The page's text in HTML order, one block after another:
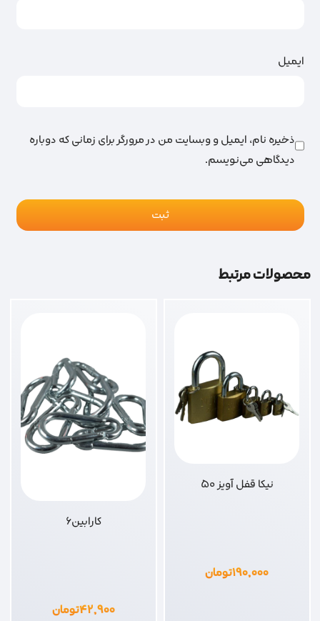
ایمیل
ذخیره نام، ایمیل و وبسایت من در مرورگر برای زمانی که دوباره
دیدگاهی می‌نویسم.
محصولات مرتبط
نیکا قفل آویز 50
۱۹۰,۰۰۰تومان
کارابین6
۴۲,۹۰۰تومان